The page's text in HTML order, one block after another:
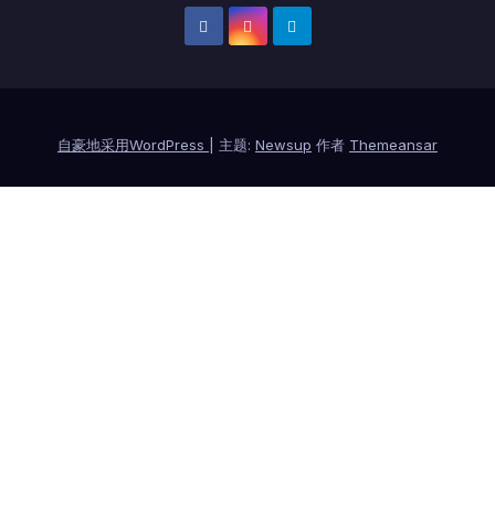
自豪地采用WordPress 主题: Newsup 作者 Themeansar